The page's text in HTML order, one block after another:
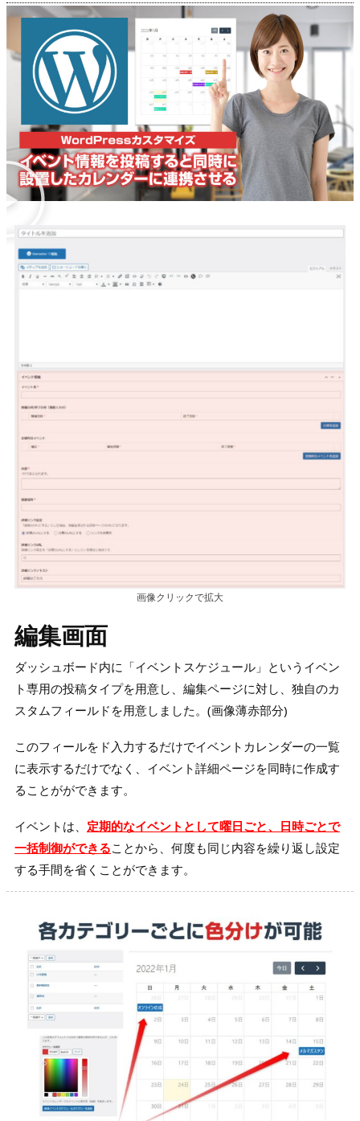
編集画面
ダッシュボード内に「イベントスケジュール」というイベン
ト専用の投稿タイプを用意し、編集ページに対し、独自のカ
スタムフィールドを用意しました。(画像薄赤部分)
このフィールをド入力するだけでイベントカレンダーの一覧
に表示するだけでなく、イベント詳細ページを同時に作成す
ることがができます。
イベントは、 定期的なイベントとして曜日ごと、日時ごとで
一括制御ができることから、何度も同じ内容を繰り返し設定
する手間を省くことができます。
画像クリックで拡大